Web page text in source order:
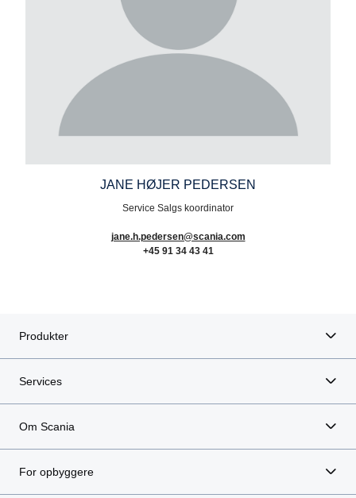
JANE HØJER PEDERSEN
Service Salgs koordinator
jane.h.pedersen@scania.com
+45 91 34 43 41
Produkter
Services
Om Scania
For opbyggere